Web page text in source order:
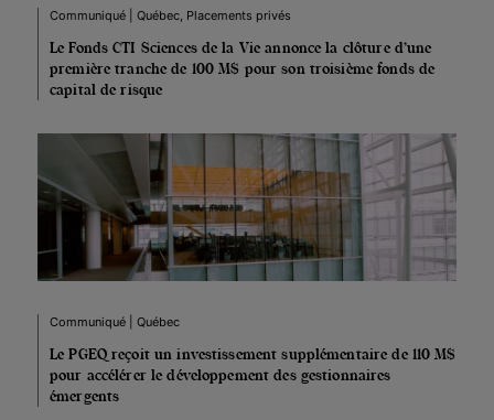
Communiqué | Québec, Placements privés
Le Fonds CTI Sciences de la Vie annonce la clôture d’une
première tranche de 100 M$ pour son troisième fonds de
capital de risque
Communiqué | Québec
Le PGEQ reçoit un investissement supplémentaire de 110 M$
pour accélérer le développement des gestionnaires
émergents